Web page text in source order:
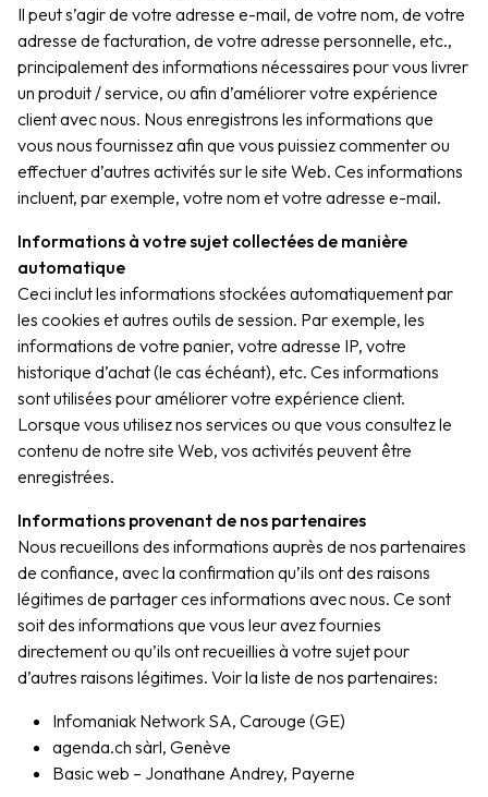
Il peut s’agir de votre adresse e-mail, de votre nom, de votre
adresse de facturation, de votre adresse personnelle, etc.,
principalement des informations nécessaires pour vous livrer
un produit / service, ou afin d’améliorer votre expérience
client avec nous. Nous enregistrons les informations que
vous nous fournissez afin que vous puissiez commenter ou
effectuer d’autres activités sur le site Web. Ces informations
incluent, par exemple, votre nom et votre adresse e-mail.
Informations à votre sujet collectées de manière
automatique
Ceci inclut les informations stockées automatiquement par
les cookies et autres outils de session. Par exemple, les
informations de votre panier, votre adresse IP, votre
historique d’achat (le cas échéant), etc. Ces informations
sont utilisées pour améliorer votre expérience client.
Lorsque vous utilisez nos services ou que vous consultez le
contenu de notre site Web, vos activités peuvent être
enregistrées.
Informations provenant de nos partenaires
Nous recueillons des informations auprès de nos partenaires
de confiance, avec la confirmation qu’ils ont des raisons
légitimes de partager ces informations avec nous. Ce sont
soit des informations que vous leur avez fournies
directement ou qu’ils ont recueillies à votre sujet pour
d’autres raisons légitimes. Voir la liste de nos partenaires:
Infomaniak Network SA, Carouge (GE)
agenda.ch sàrl, Genève
Basic web – Jonathane Andrey, Payerne